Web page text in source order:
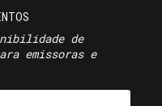
de
emissoras e